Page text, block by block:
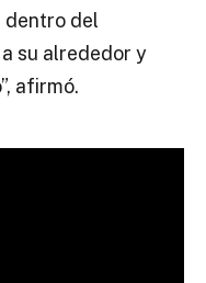
dentro del
su alrededor y
afirmó.